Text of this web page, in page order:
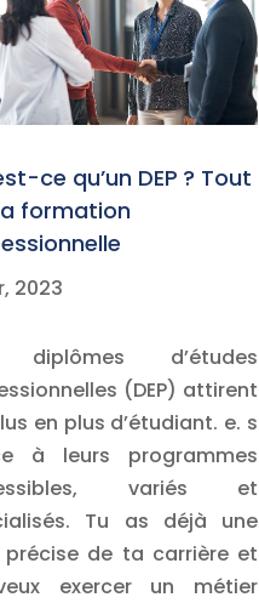
ce qu’un DEP ? Tout
formation
2023
diplômes d’études
(DEP) attirent
en plus d’étudiant. e. s
à leurs programmes
variés et
Tu as déjà une
précise de ta carrière et
exercer un métier